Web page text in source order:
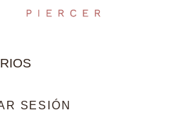
SESIÓN